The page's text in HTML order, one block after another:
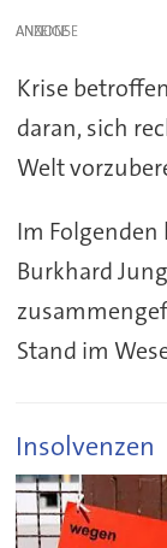
ANZEIGE
Krise
daran, sich
Welt
Im
Burkhard
Stand im
Insolvenzen